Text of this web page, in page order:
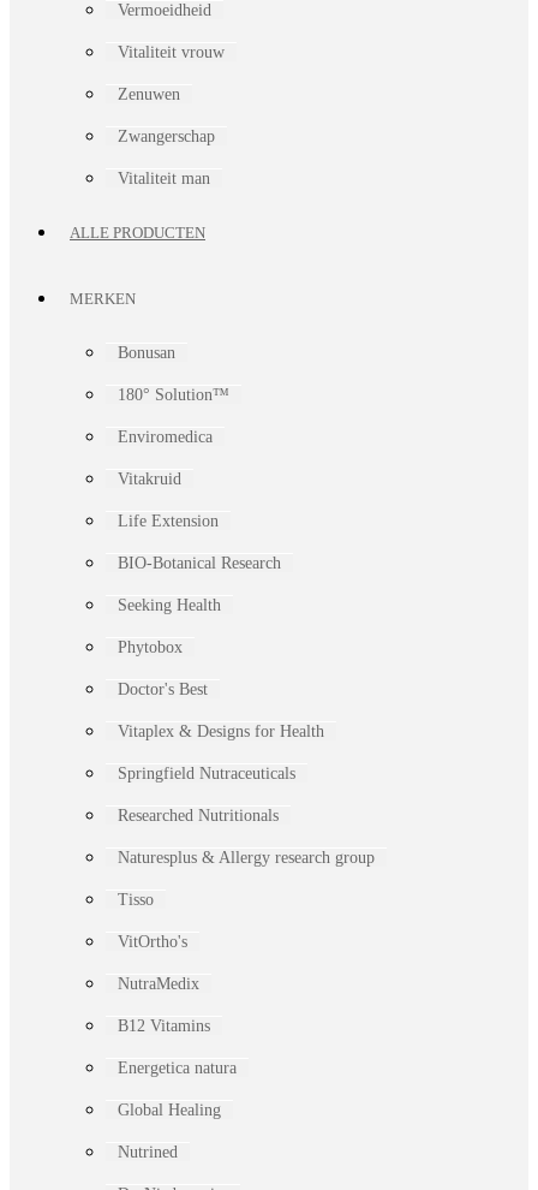
Vermoeidheid
Vitaliteit vrouw
Zenuwen
Zwangerschap
Vitaliteit man
ALLE PRODUCTEN
MERKEN
Bonusan
180° Solution™
Enviromedica
Vitakruid
Life Extension
BIO-Botanical Research
Seeking Health
Phytobox
Doctor's Best
Vitaplex & Designs for Health
Springfield Nutraceuticals
Researched Nutritionals
Naturesplus & Allergy research group
Tisso
VitOrtho's
NutraMedix
B12 Vitamins
Energetica natura
Global Healing
Nutrined